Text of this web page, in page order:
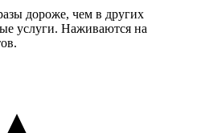
дороже, чем в других
услуги. Наживаются на